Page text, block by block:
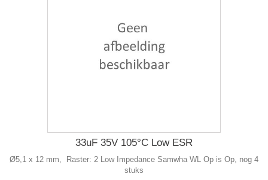
33uF 35V 105°C Low ESR
Ø5,1 x 12 mm, Raster: 2 Low Impedance Samwha WL Op is Op, nog 4
stuks